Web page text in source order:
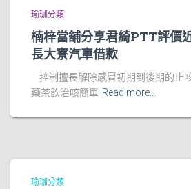
瑜珈分類
楠梓當舖分享君綺PTT評價
長大寮汽車借款
控制擅長解除感冒初期到後期的止
藥茶飲治咳簡單 Read more…
瑜珈分類